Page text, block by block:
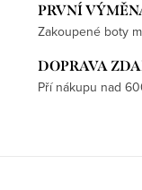
PRVNÍ
Zakoupené boty
DOPRAVA
Pří nákupu nad